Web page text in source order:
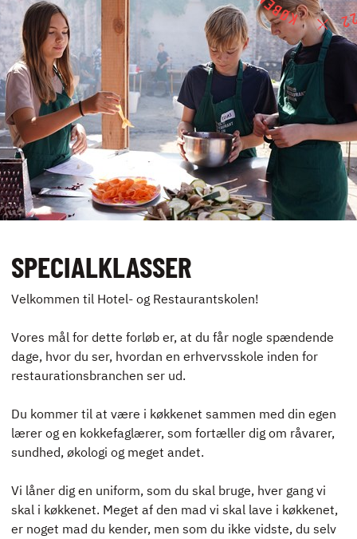
BROBYGNING
OG
INTROFORLØB
SOMMER­
MADSKOLE
FOR UNGE
DESSERT­
KONTAKT
NYHEDER
JOBBØRS
FOR VIRKSOMHEDER
ELEVINTRA (LOGIN)
ENGLISH
SPECIALKLASSER
Velkommen til Hotel- og Restaurantskolen!
Vores mål for dette forløb er, at du får nogle spændende
dage, hvor du ser, hvordan en erhvervsskole inden for
restaurationsbranchen ser ud.
Du kommer til at være i køkkenet sammen med din egen
lærer og en kokkefaglærer, som fortæller dig om råvarer,
sundhed, økologi og meget andet.
Vi låner dig en uniform, som du skal bruge, hver gang vi
skal i køkkenet. Meget af den mad vi skal lave i køkkenet,
er noget mad du kender, men som du ikke vidste, du selv